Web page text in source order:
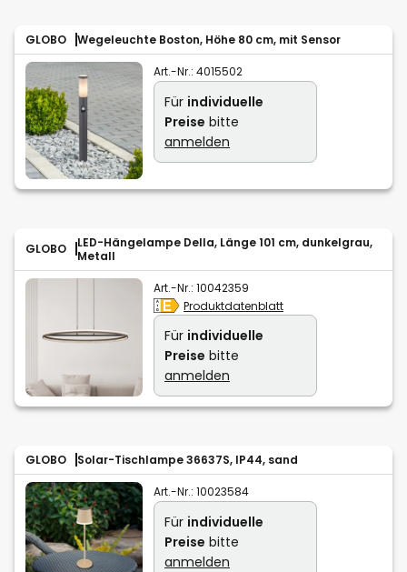
GLOBO Wegeleuchte Boston, Höhe 80 cm, mit Sensor
Art.-Nr.: 4015502
Für individuelle
Preise bitte
anmelden
GLOBO
LED-Hängelampe Della, Länge 101 cm, dunkelgrau,
Metall
Art.-Nr.: 10042359
Produktdatenblatt
Für individuelle
Preise bitte
anmelden
GLOBO Solar-Tischlampe 36637S, IP44, sand
Art.-Nr.: 10023584
Für individuelle
Preise bitte
anmelden